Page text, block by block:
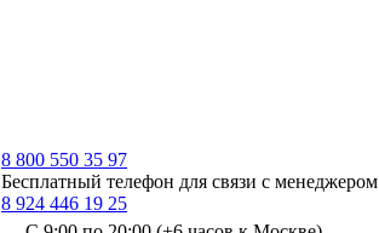
8 800 550 35 97
Бесплатный телефон для связи с менеджером
8 924 446 19 25